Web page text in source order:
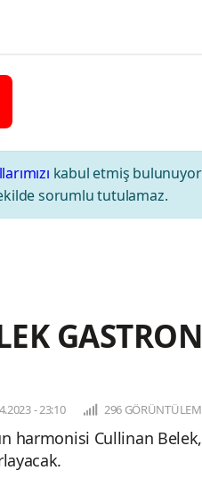
kabul etmiş
sorumlu tutulamaz.
- 23:10 296
harmonisi Cullinan